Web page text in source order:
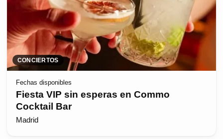
CONCIERTOS
Fechas disponibles
Fiesta VIP sin esperas en Commo
Cocktail Bar
Madrid